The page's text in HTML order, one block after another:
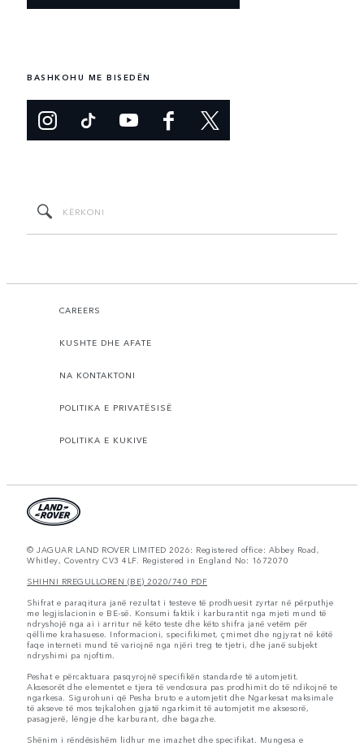
BASHKOHU ME BISEDËN
CAREERS
KUSHTE DHE AFATE
NA KONTAKTONI
POLITIKA E PRIVATËSISË
POLITIKA E KUKIVE
© JAGUAR LAND ROVER LIMITED 2026: Registered office: Abbey Road,
Whitley, Coventry CV3 4LF. Registered in England No: 1672070
SHIHNI RREGULLOREN (BE) 2020/740 PDF
Shifrat e paraqitura janë rezultat i testeve të prodhuesit zyrtar në përputhje
me legjislacionin e BE-së. Konsumi faktik i karburantit nga mjeti mund të
ndryshojë nga ai i arritur në këto teste dhe këto shifra janë vetëm për
qëllime krahasuese. Informacioni, specifikimet, çmimet dhe ngjyrat në këtë
faqe interneti mund të variojnë nga njëri treg te tjetri, dhe janë subjekt
ndryshimi pa njoftim.
Peshat e përcaktuara pasqyrojnë specifikën standarde të automjetit.
Aksesorët dhe elementet e tjera të vendosura pas prodhimit do të ndikojnë te
ngarkesa. Sigurohuni që Pesha bruto e automjetit dhe Ngarkesat maksimale
të akseve të mos tejkalohen gjatë ngarkimit të automjetit me aksesorë,
pasagjerë, lëngje dhe karburant, dhe bagazhe.
Shënim i rëndësishëm lidhur me imazhet dhe specifikat. Mungesa e